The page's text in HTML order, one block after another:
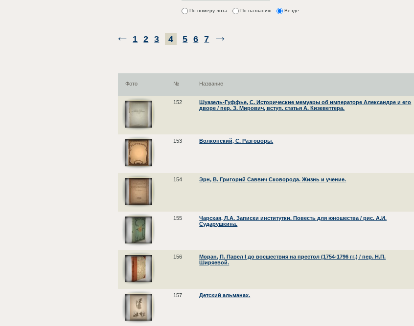
По номеру лота По названию Везде
1 2 3 4 5 6 7
Фото № Название
152
Шуазель-Гуффье, С. Исторические мемуары об императоре Александре и его
дворе / пер. З. Мирович, вступ. статья А. Кизеветтера.
153 Волконский, С. Разговоры.
154 Эрн, В. Григорий Саввич Сковорода. Жизнь и учение.
155
Чарская, Л.А. Записки институтки. Повесть для юношества / рис. А.И.
Сударушкина.
156
Моран, П. Павел I до восшествия на престол (1754-1796 гг.) / пер. Н.П.
Ширяевой.
157 Детский альманах.